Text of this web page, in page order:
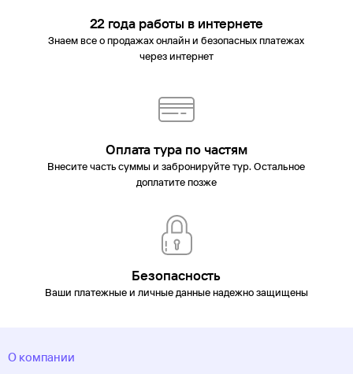
22 года работы в интернете
Знаем все о продажах онлайн и безопасных платежах
через интернет
Оплата тура по частям
Внесите часть суммы и забронируйте тур. Остальное
доплатите позже
Безопасность
Ваши платежные и личные данные надежно защищены
О компании